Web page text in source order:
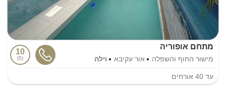
מתחם אופוריה
מישור החוף והשפלה אור עקיבא וילה
10
5
עד 40 אורחים